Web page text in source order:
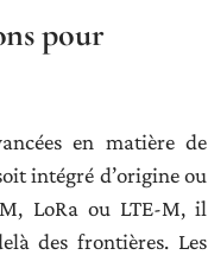
pour
en matière de
intégré d’origine ou
LoRa ou LTE-M, il
des frontières. Les